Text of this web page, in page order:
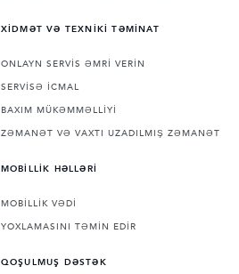
XİDMƏT VƏ TEXNİKİ TƏMİNAT
ONLAYN SERVİS ƏMRİ VERİN
SERVİSƏ İCMAL
BAXIM MÜKƏMMƏLLİYİ
ZƏMANƏT VƏ VAXTI UZADILMIŞ ZƏMANƏT
MOBİLLİK HƏLLƏRİ
MOBİLLİK VƏDİ
YOXLAMASINI TƏMİN EDİR
QOŞULMUŞ DƏSTƏK